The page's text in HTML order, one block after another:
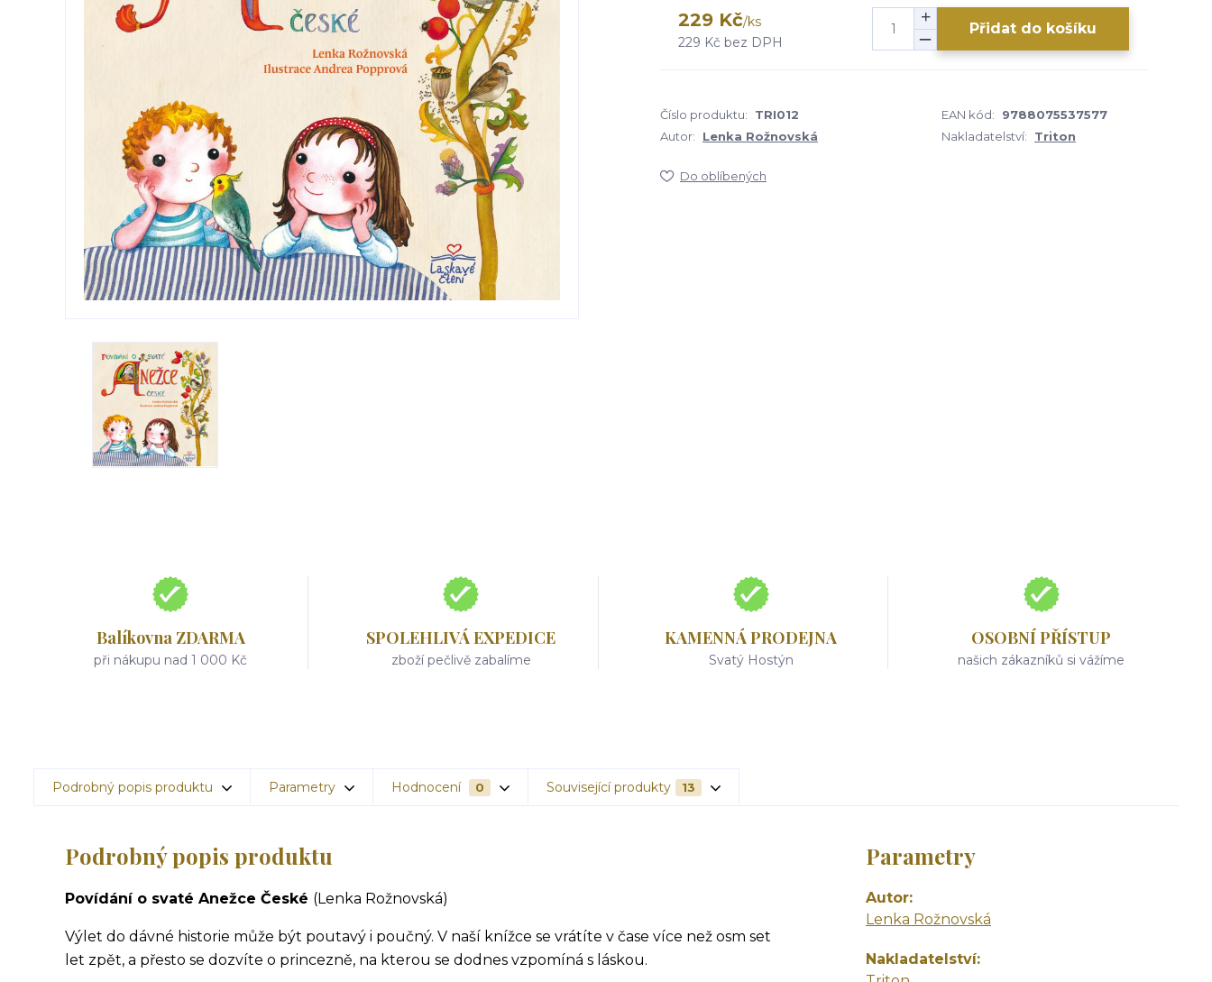
229 Kč/ks
229 Kč bez DPH
Přidat do košíku
Číslo produktu: TRI012 EAN kód:
9788075537577
Autor:
Lenka Rožnovská Nakladatelství: Triton
Do oblíbených
Balíkovna ZDARMA
při nákupu nad 1 000 Kč
SPOLEHLIVÁ EXPEDICE
zboží pečlivě zabalíme
KAMENNÁ PRODEJNA
Svatý Hostýn
OSOBNÍ PŘÍSTUP
našich zákazníků si vážíme
Podrobný popis produktu Parametry Hodnocení 0 Související produkty 13
Podrobný popis produktu
Povídání o svaté Anežce České (Lenka Rožnovská)
Výlet do dávné historie může být poutavý i poučný. V naší knížce se vrátíte v čase více než osm set
let zpět, a přesto se dozvíte o princezně, na kterou se dodnes vzpomíná s láskou.
Parametry
Autor
Lenka Rožnovská
Nakladatelství